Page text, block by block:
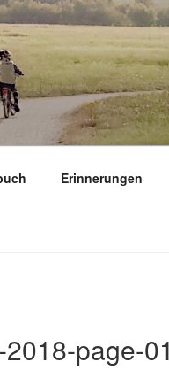
Erinnerungen
page-